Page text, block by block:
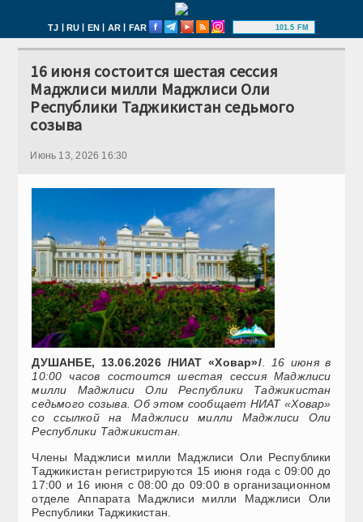
TJ | RU | EN | AR | FAR 101.5 FM
16 июня состоится шестая сессия
Маджлиси милли Маджлиси Оли
Республики Таджикистан седьмого
созыва
Июнь 13, 2026 16:30
ДУШАНБЕ, 13.06.2026 /НИАТ «Ховар»/. 16 июня в
10:00 часов состоится шестая сессия Маджлиси
милли Маджлиси Оли Республики Таджикистан
седьмого созыва. Об этом сообщает НИАТ «Ховар»
со ссылкой на Маджлиси милли Маджлиси Оли
Республики Таджикистан.
Члены Маджлиси милли Маджлиси Оли Республики
Таджикистан регистрируются 15 июня года с 09:00 до
17:00 и 16 июня с 08:00 до 09:00 в организационном
отделе Аппарата Маджлиси милли Маджлиси Оли
Республики Таджикистан.